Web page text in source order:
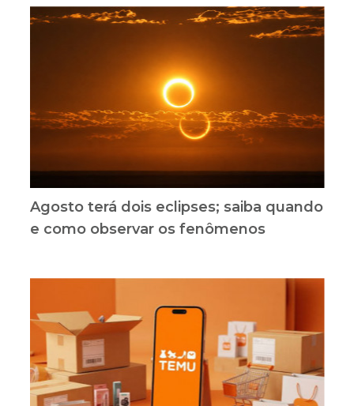
Agosto terá dois eclipses; saiba quando
e como observar os fenômenos